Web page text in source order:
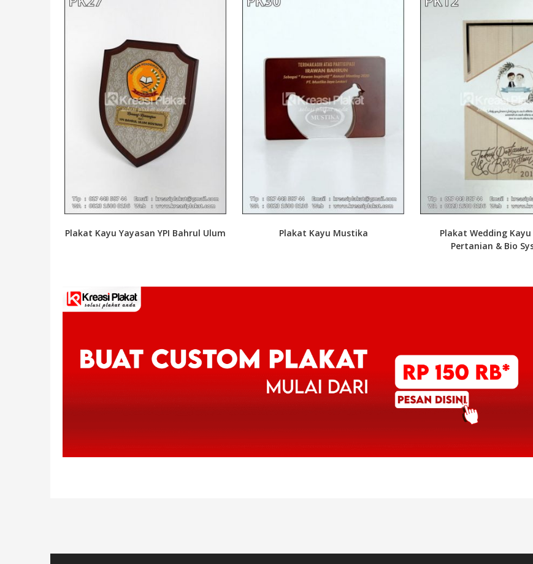
Plakat Kayu Yayasan YPI Bahrul Ulum Plakat Kayu Mustika
Plakat Wedding
Pertanian & Bio